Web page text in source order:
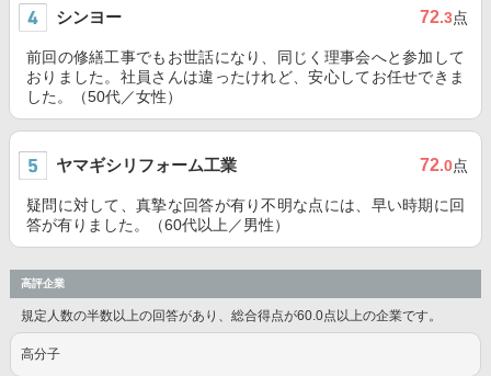
シンヨー 72.3点
前回の修繕工事でもお世話になり、同じく理事会へと参加して
おりました。社員さんは違ったけれど、安心してお任せできま
した。（50代／女性）
ヤマギシリフォーム工業 72.0点
疑問に対して、真摯な回答が有り不明な点には、早い時期に回
答が有りました。（60代以上／男性）
高評企業
規定人数の半数以上の回答があり、総合得点が60.0点以上の企業です。
高分子